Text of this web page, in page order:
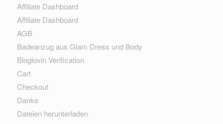
Affiliate Dashboard
Affiliate Dashboard
AGB
Badeanzug aus Glam Dress und Body
Bloglovin Verification
Cart
Checkout
Danke
Dateien herunterladen